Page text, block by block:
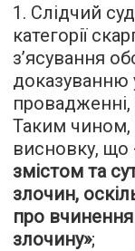
1. Слідчий
категорії
з’ясування
доказуванню
Таким чином,
висновку, що
змістом та
злочин,
про вчинення
злочину»;